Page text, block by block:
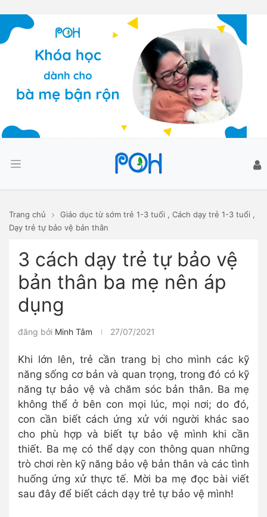
Trang chủ Giáo dục từ sớm trẻ 1-3 tuổi , Cách dạy trẻ 1-3 tuổi ,
Dạy trẻ tự bảo vệ bản thân
3 cách dạy trẻ tự bảo vệ
bản thân ba mẹ nên áp
dụng
đăng bởi Minh Tâm 27/07/2021
Khi lớn lên, trẻ cần trang bị cho mình các kỹ
năng sống cơ bản và quan trọng, trong đó có kỹ
năng tự bảo vệ và chăm sóc bản thân. Ba mẹ
không thể ở bên con mọi lúc, mọi nơi; do đó,
con cần biết cách ứng xử với người khác sao
cho phù hợp và biết tự bảo vệ mình khi cần
thiết. Ba mẹ có thể dạy con thông quan những
trò chơi rèn kỹ năng bảo vệ bản thân và các tình
huống ứng xử thực tế. Mời ba mẹ đọc bài viết
sau đây để biết cách dạy trẻ tự bảo vệ mình!